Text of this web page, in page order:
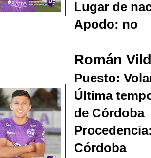
Lugar de
Apodo: no
Román
Puesto:
Última
de Córdoba
Córdoba